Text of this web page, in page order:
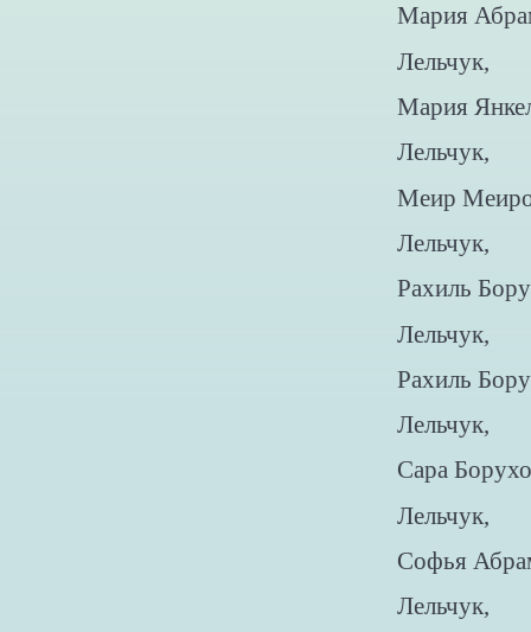
Мария
Лельчук,
Мария
Лельчук,
Меир
Лельчук,
Рахиль
Лельчук,
Рахиль
Лельчук,
Сара
Лельчук,
Софья
Лельчук,